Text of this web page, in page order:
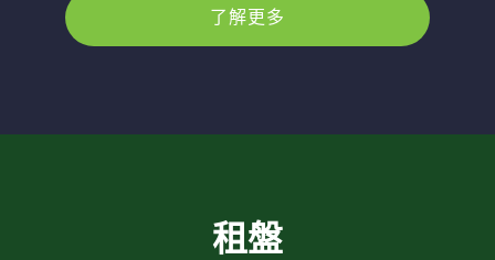
了解更多
租盤